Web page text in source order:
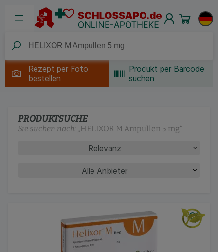
Rezept per Foto
bestellen
Produkt per Barcode
suchen
PRODUKTSUCHE
Sie suchen nach: „HELIXOR M Ampullen 5 mg“